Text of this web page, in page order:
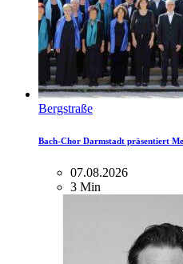
Bergstraße
Bach-Chor Darmstadt präsentiert
07.08.2026
3 Min